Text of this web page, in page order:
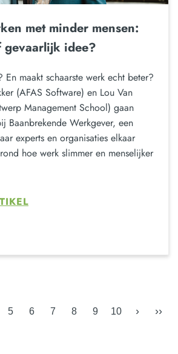
met minder mensen:
gevaarlijk idee?
maakt schaarste werk echt beter?
(AFAS Software) en Lou Van
Management School) gaan
Baanbrekende Werkgever, een
experts en organisaties elkaar
hoe werk slimmer en menselijker
5 6 7 8 9 10 › ››